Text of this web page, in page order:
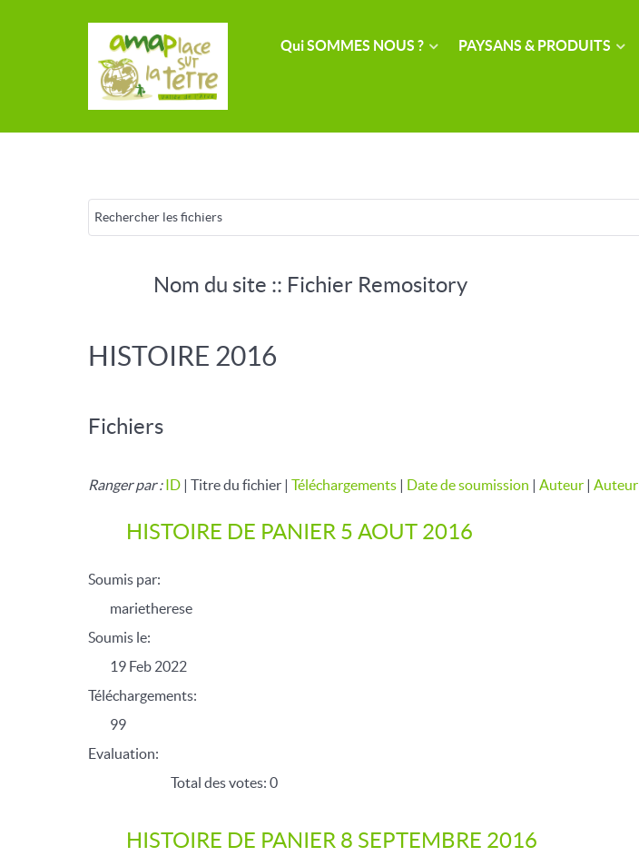
Qui SOMMES NOUS ? PAYSANS & PRODUITS
Nom du site :: Fichier Remository
HISTOIRE 2016
Fichiers
Ranger par :ID | Titre du fichier | Téléchargements | Date de soumission | Auteur | Auteur
HISTOIRE DE PANIER 5 AOUT 2016
Soumis par:
marietherese
Soumis le:
19 Feb 2022
Téléchargements:
99
Evaluation:
Total des votes: 0
HISTOIRE DE PANIER 8 SEPTEMBRE 2016